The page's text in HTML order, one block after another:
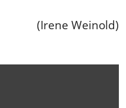
(Irene Weinold)